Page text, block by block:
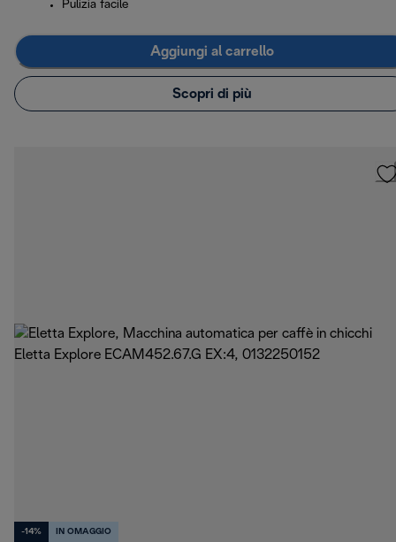
Pulizia facile
Aggiungi al carrello
Scopri di più
-14% IN OMAGGIO